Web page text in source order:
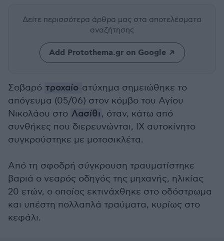
Δείτε περισσότερα άρθρα μας στα αποτελέσματα
αναζήτησης
Add Protothema.gr on Google
Σοβαρό τροχαίο ατύχημα σημειώθηκε το
απόγευμα (05/06) στον κόμβο του Αγίου
Νικολάου στο Λασίθι, όταν, κάτω από
συνθήκες που διερευνώνται, ΙΧ αυτοκίνητο
συγκρούστηκε με μοτοσικλέτα.
Από τη σφοδρή σύγκρουση τραυματίστηκε
βαριά ο νεαρός οδηγός της μηχανής, ηλικίας
20 ετών, ο οποίος εκτινάχθηκε στο οδόστρωμα
και υπέστη πολλαπλά τραύματα, κυρίως στο
κεφάλι.